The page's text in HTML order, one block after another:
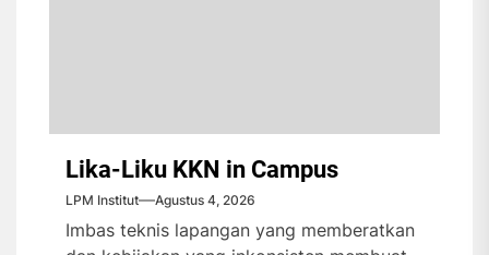
Lika-Liku KKN in Campus
LPM Institut Agustus 4, 2026
Imbas teknis lapangan yang memberatkan